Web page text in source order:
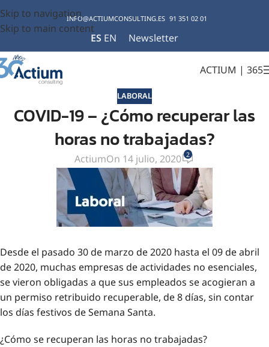
Skip to navigation
Skip to main content
INFO@ACTIUMCONSULTING.ES 91 351 02 01
ES EN Newsletter
ACTIUM | 365
LABORAL
COVID-19 – ¿Cómo recuperar las
horas no trabajadas?
ActiumOn 14 julio, 2020 2
Desde el pasado 30 de marzo de 2020 hasta el 09 de abril
de 2020, muchas empresas de actividades no esenciales,
se vieron obligadas a que sus empleados se acogieran a
un permiso retribuido recuperable, de 8 días, sin contar
los días festivos de Semana Santa.
¿Cómo se recuperan las horas no trabajadas?